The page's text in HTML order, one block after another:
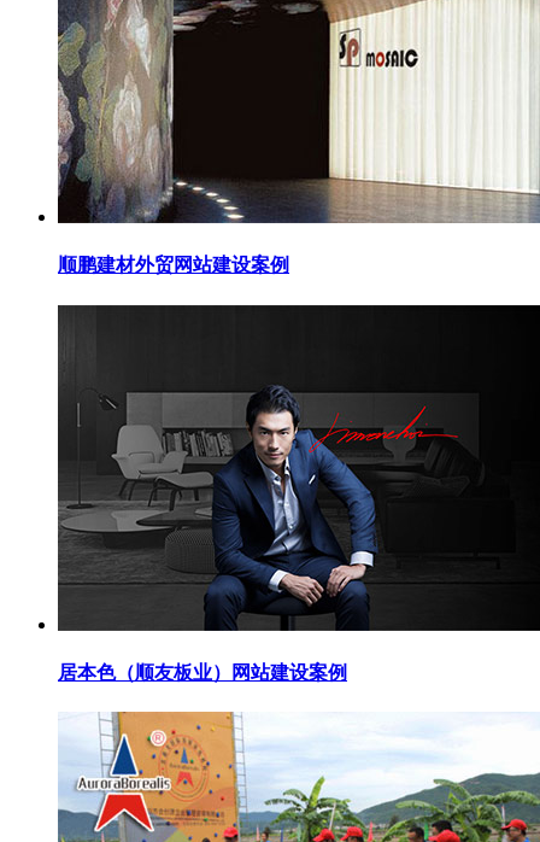
顺鹏建材外贸网站建设案例
居本色（顺友板业）网站建设案例